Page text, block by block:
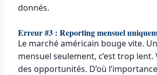
donnés.
Erreur #3 : Reporting mensuel
Le marché américain bouge vite.
mensuel seulement, c’est trop lent.
des opportunités. D’où